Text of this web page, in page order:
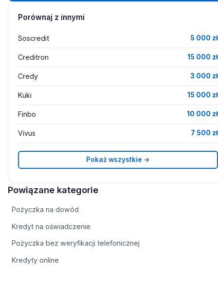
Porównaj z innymi
Soscredit 5 000 zł
Creditron 15 000 zł
Credy 3 000 zł
Kuki 15 000 zł
Finbo 10 000 zł
Vivus 7 500 zł
Pokaż wszystkie →
Powiązane kategorie
Pożyczka na dowód
Kredyt na oświadczenie
Pożyczka bez weryfikacji telefonicznej
Kredyty online